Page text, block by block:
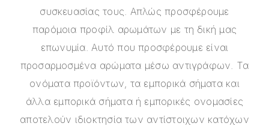
συσκευασίας τους. Απλώς προσφέρουμε
παρόμοια προφίλ αρωμάτων με τη δική μας
επωνυμία. Αυτό που προσφέρουμε είναι
προσαρμοσμένα αρώματα μέσω αντιγράφων. Τα
ονόματα προϊόντων, τα εμπορικά σήματα και
άλλα εμπορικά σήματα ή εμπορικές ονομασίες
αποτελούν ιδιοκτησία των αντίστοιχων κατόχων